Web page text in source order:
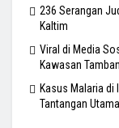
236 Serangan
Kaltim
Viral di Media
Kawasan
Kasus Malaria di
Tantangan Utama